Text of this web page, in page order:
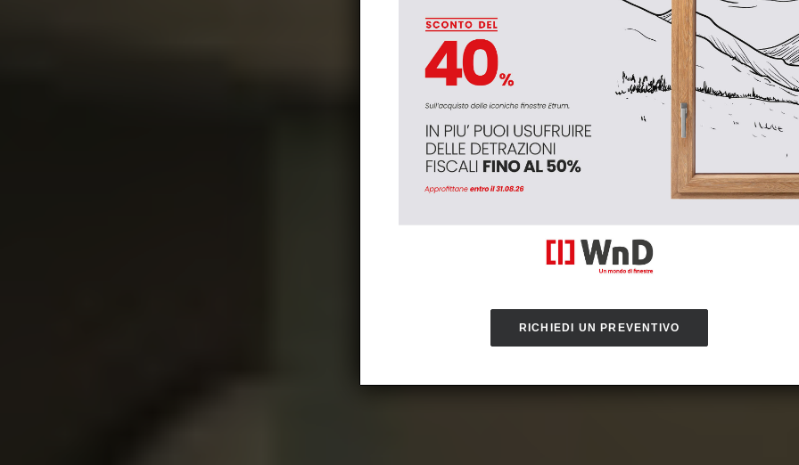
RICHIEDI UN PREVENTIVO